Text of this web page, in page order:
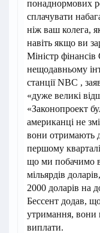
понаднормових
сплачувати
ніж ваш колега,
навіть якщо ви
Міністр
нещодавньому
станції NBC ,
«дуже великі
«Законопроект
американці не
вони отримають
першому
що ми побачимо
мільярдів
2000 доларів на
Бессент додав,
утримання, вони
виплати.